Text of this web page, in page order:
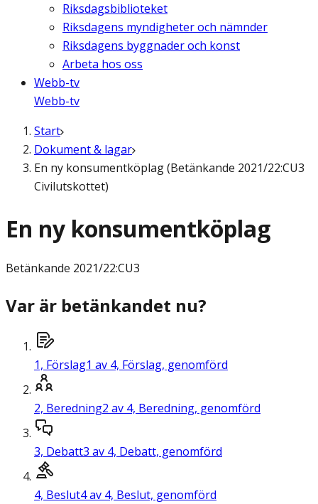
Riksdagsbiblioteket
Riksdagens myndigheter och nämnder
Riksdagens byggnader och konst
Arbeta hos oss
Webb-tv
Webb-tv
Start
Dokument & lagar
En ny konsumentköplag (Betänkande 2021/22:CU3
Civilutskottet)
En ny konsumentköplag
Betänkande 2021/22:CU3
Var är betänkandet nu?
1, Förslag1 av 4, Förslag, genomförd
2, Beredning2 av 4, Beredning, genomförd
3, Debatt3 av 4, Debatt, genomförd
4, Beslut4 av 4, Beslut, genomförd